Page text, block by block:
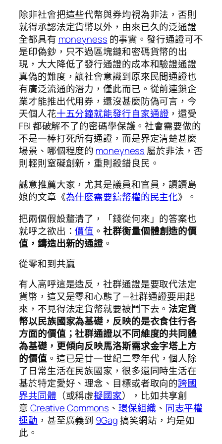
除非社會把這些代幣與券均視為非法，否則
就得承認法定貨幣以外，由來已久的泛通證
全都具有 moneyness 的事實。發行通證可不
是印偽鈔，只不過區塊鏈和密碼貨幣的出
現，大大降低了發行通證的成本和驗證通證
真偽的難度，讓社會意識到原來民間通證也
有廣泛流通的潛力，僅此而已。從前連鎖企
業才能推出代用券，還沒甚麼防偽可言，今
天個人花十五分鐘就能發行自家通證 ，還受
FBI 都破解不了的密碼學保護。社會需要做的
不是一棒打死所有通證，而是界定清楚甚麼
場景、哪個程度的 moneyness 屬於非法，否
則輕則窒礙創新，重則殺錯良民。
誠意推薦大家，尤其是議員和官員，讀讀島
娘的文章《為什麼需要鑄幣權的民主化》。
把兩個假設釐清了，「錢從何來」的答案也
就呼之欲出：價值 。社群衡量個體創造的價
值，鑄造出新的通證 。
從零和到共贏
有人高呼這是造反，社群通證是要取代法定
貨幣，這又是零和心態了 — 社群通證要用起
來，不見得法定貨幣就要被鬥下去。法定貨
幣以民族國家為基礎，反映的是衣食住行各
方面的價值；社群通證以不同維度的共同體
為基礎，更傾向反映馬洛斯需求金字塔上方
的價值。這已是廿一世紀二零年代，個人除
了日常生活在民族國家，很多還同時生活在
基於特定愛好、理念、目標或者取向的跨國
界共同體 （或稱虛擬國家），比如共享創
意Creative Commons 、環保組織 、 同志平權
運動 ，甚至廣義到 9Gag搞笑網站，均是如
此。